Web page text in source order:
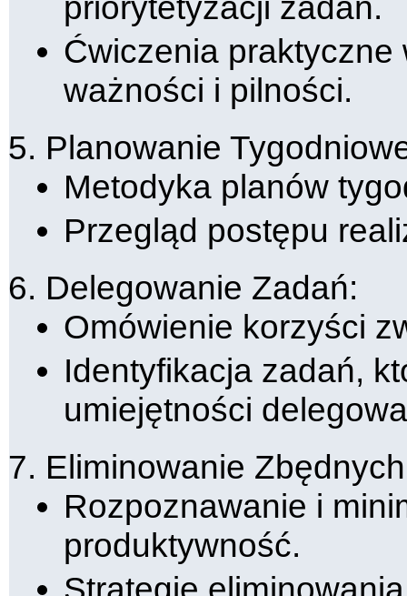
priorytetyzacji zadań.
Ćwiczenia praktyczne
ważności i pilności.
Planowanie
Metodyka planów
Przegląd postępu
Delegowanie Zadań:
Omówienie korzyści
Identyfikacja zadań,
umiejętności
Eliminowanie
Rozpoznawanie i
produktywność.